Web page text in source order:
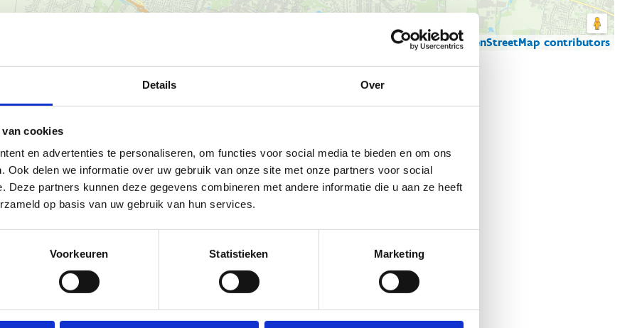
Details Over
cookies
en advertenties te personaliseren, om functies voor social media te bieden en om ons
Ook delen we informatie over uw gebruik van onze site met onze partners voor social
Deze partners kunnen deze gegevens combineren met andere informatie die u aan ze heeft
op basis van uw gebruik van hun services.
Voorkeuren Statistieken Marketing
© Thunderforest© OpenStreetMap contributors
de Krekel
andere de industriële
de Vaartdijk naar Kachtem
hiervoor de groene
zone max 4u)
Hooglede,
Oostrozebeke, Pittem,
een totale afstand van circa